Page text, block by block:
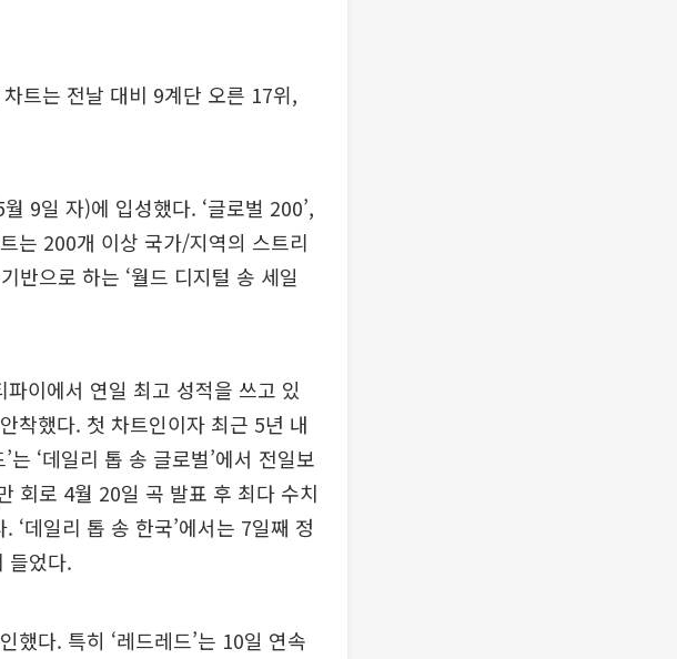
트는 전날 대비 9계단 오른 17위,
9일 자)에 입성했다. ‘글로벌 200’,
는 200개 이상 국가/지역의 스트리
반으로 하는 ‘월드 디지털 송 세일
이에서 연일 최고 성적을 쓰고 있
착했다. 첫 차트인이자 최근 5년 내
‘데일리 톱 송 글로벌’에서 전일보
회로 4월 20일 곡 발표 후 최다 수치
‘데일리 톱 송 한국’에서는 7일째 정
들었다.
했다. 특히 ‘레드레드’는 10일 연속